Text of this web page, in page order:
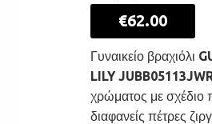
€62.00
Γυναικείο βραχιόλι
LILY
χρώματος με σχέδιο
διαφανείς πέτρες